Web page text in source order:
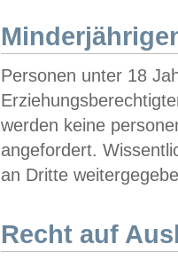
Personen unter 18
werden keine
angefordert.
an Dritte
Recht auf